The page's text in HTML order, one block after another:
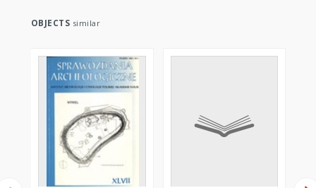
OBJECTS similar